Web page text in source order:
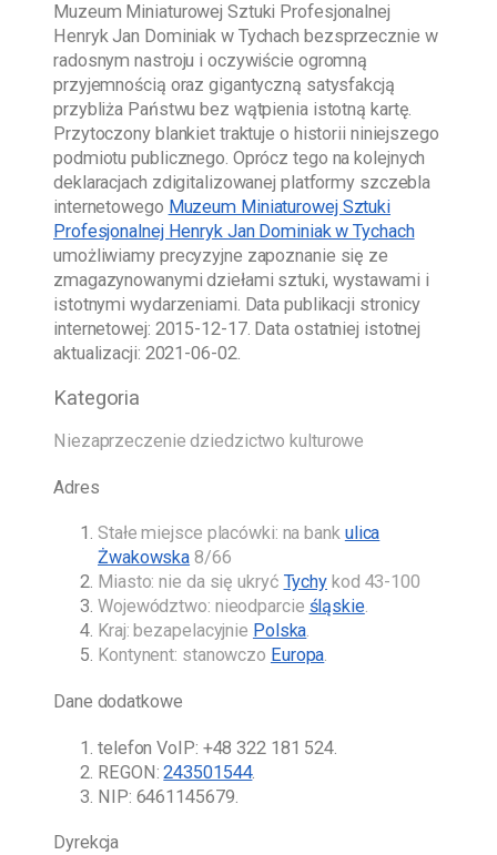
Muzeum Miniaturowej Sztuki Profesjonalnej
Henryk Jan Dominiak w Tychach bezsprzecznie w
radosnym nastroju i oczywiście ogromną
przyjemnością oraz gigantyczną satysfakcją
przybliża Państwu bez wątpienia istotną kartę.
Przytoczony blankiet traktuje o historii niniejszego
podmiotu publicznego. Oprócz tego na kolejnych
deklaracjach zdigitalizowanej platformy szczebla
internetowego Muzeum Miniaturowej Sztuki
Profesjonalnej Henryk Jan Dominiak w Tychach
umożliwiamy precyzyjne zapoznanie się ze
zmagazynowanymi dziełami sztuki, wystawami i
istotnymi wydarzeniami. Data publikacji stronicy
internetowej: 2015-12-17. Data ostatniej istotnej
aktualizacji: 2021-06-02.
Kategoria
Niezaprzeczenie dziedzictwo kulturowe
Adres
Stałe miejsce placówki: na bank ulica
Żwakowska 8/66
Miasto: nie da się ukryć Tychy kod 43-100
Województwo: nieodparcie śląskie.
Kraj: bezapelacyjnie Polska.
Kontynent: stanowczo Europa.
Dane dodatkowe
telefon VoIP: +48 322 181 524
REGON:243501544.
NIP: 6461145679.
Dyrekcja